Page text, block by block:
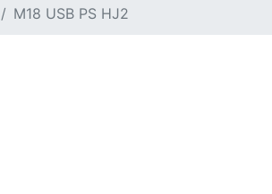
M18 USB PS HJ2